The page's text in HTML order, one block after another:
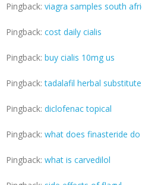
Pingback: viagra samples south
Pingback: cost daily cialis
Pingback: buy cialis 10mg us
Pingback:tadalafil herbal substitute
Pingback: diclofenac topical
Pingback: what does finasteride do
Pingback: what is carvedilol